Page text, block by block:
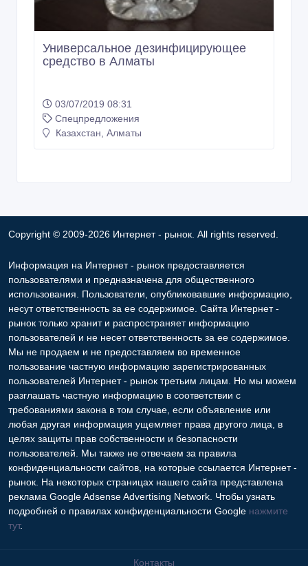
Универсальное дезинфицирующее
средство в Алматы
03/07/2019 08:31
Спецпредложения
Казахстан, Алматы
Copyright © 2009-2026 Интернет - рынок. All rights reserved.
Информация на Интернет - рынок предоставляется
пользователями и предназначена для общественного
использования. Пользователи, опубликовавшие информацию,
несут ответственность за ее содержимое. Сайта Интернет -
рынок только хранит и распространяет информацию
пользователей и не несет ответственность за ее содержимое.
Мы не продаем и не предоставляем во временное
пользование частную информацию зарегистрированных
пользователей Интернет - рынок третьим лицам. Но мы можем
разглашать частную информацию в соответствии с
требованиями закона в том случае, если объявление или
любая другая информация ущемляет права другого лица, в
целях защиты прав собственности и безопасности
пользователей. Мы также не отвечаем за правила
конфиденциальности сайтов, на которые ссылается Интернет -
рынок. На некоторых страницах нашего сайта представлена
реклама Google Adsense Advertising Network. Чтобы узнать
подробней о правилах конфиденциальности Google нажмите
тут.
Контакты